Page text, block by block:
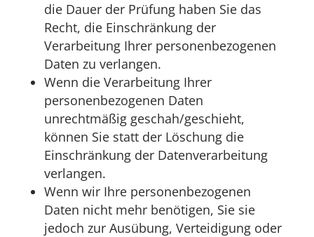
die Dauer der Prüfung haben Sie das
Recht, die Einschränkung der
Verarbeitung Ihrer personenbezogenen
Daten zu verlangen.
Wenn die Verarbeitung Ihrer
personenbezogenen Daten
unrechtmäßig geschah/geschieht,
können Sie statt der Löschung die
Einschränkung der Datenverarbeitung
verlangen.
Wenn wir Ihre personenbezogenen
Daten nicht mehr benötigen, Sie sie
jedoch zur Ausübung, Verteidigung oder